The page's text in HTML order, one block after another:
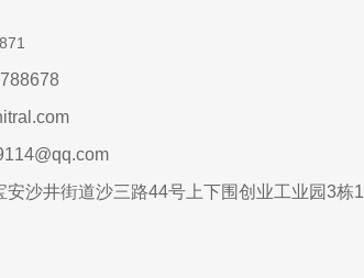
安沙井街道沙三路44号上下围创业工业园3栋1